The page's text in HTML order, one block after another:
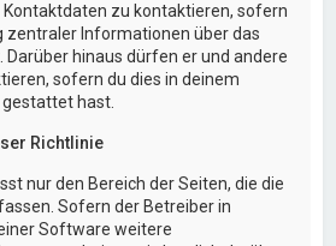
zu kontaktieren, sofern
zentraler Informationen über das
Darüber hinaus dürfen er und andere
sofern du dies in deinem
hast.
Richtlinie
nur den Bereich der Seiten, die die
Sofern der Betreiber in
Software weitere